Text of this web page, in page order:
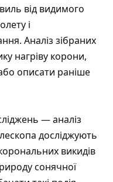
від видимого
і
Аналіз зібраних
нагріву корони,
описати раніше
— аналіз
досліджують
викидів
сонячної